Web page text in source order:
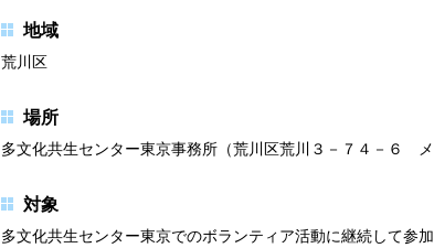
地域
荒川区
場所
多文化共生センター東京事務所（荒川区荒川３－７４－６
対象
多文化共生センター東京でのボランティア活動に継続して参